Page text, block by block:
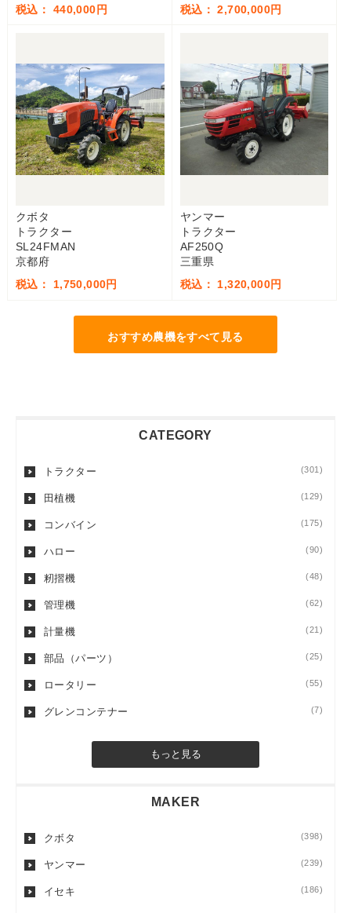
税込： 440,000円
税込： 2,700,000円
クボタ
トラクター
SL24FMAN
京都府
税込： 1,750,000円
ヤンマー
トラクター
AF250Q
三重県
税込： 1,320,000円
おすすめ農機をすべて見る
CATEGORY
トラクター (301)
田植機 (129)
コンバイン (175)
ハロー (90)
籾摺機 (48)
管理機 (62)
計量機 (21)
部品（パーツ） (25)
ロータリー (55)
グレンコンテナー (7)
もっと見る
MAKER
クボタ (398)
ヤンマー (239)
イセキ (186)